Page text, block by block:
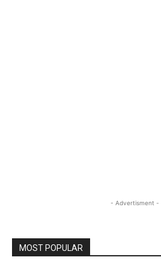
- Advertisment -
MOST POPULAR